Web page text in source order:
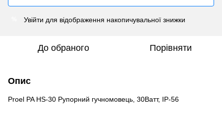
Увійти для відображення накопичувальної знижки
До обраного Порівняти
Опис
Proel PA HS-30 Рупорний гучномовець, 30Ватт, IP-56